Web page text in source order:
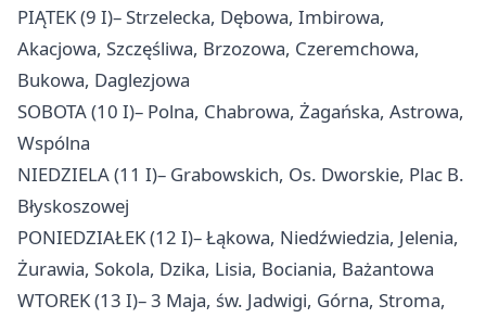
PIĄTEK (9 I)– Strzelecka, Dębowa, Imbirowa,
Akacjowa, Szczęśliwa, Brzozowa, Czeremchowa,
Bukowa, Daglezjowa
SOBOTA (10 I)– Polna, Chabrowa, Żagańska, Astrowa,
Wspólna
NIEDZIELA (11 I)– Grabowskich, Os. Dworskie, Plac B.
Błyskoszowej
PONIEDZIAŁEK (12 I)– Łąkowa, Niedźwiedzia, Jelenia,
Żurawia, Sokola, Dzika, Lisia, Bociania, Bażantowa
WTOREK (13 I)– 3 Maja, św. Jadwigi, Górna, Stroma,